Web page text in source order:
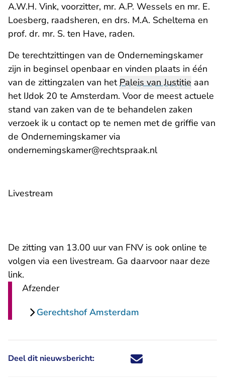
A.W.H. Vink, voorzitter, mr. A.P. Wessels en mr. E.
Loesberg, raadsheren, en drs. M.A. Scheltema en
prof. dr. mr. S. ten Have, raden.
De terechtzittingen van de Ondernemingskamer
zijn in beginsel openbaar en vinden plaats in één
van de zittingzalen van hetPaleis van Justitie aan
het IJdok 20 te Amsterdam. Voor de meest actuele
stand van zaken van de te behandelen zaken
verzoek ik u contact op te nemen met de griffie van
de Ondernemingskamer via
ondernemingskamer@rechtspraak.nl- U verlaat
Livestream
De zitting van 13.00 uur van FNV is ook online te
volgen via een livestream. Ga daarvoor naardeze
link- U verlaat Rechtspraak.nl
.
Afzender
Gerechtshof Amsterdam
Deel dit nieuwsbericht: Deel dit nieuwsbericht via X -
Deel dit nieuwsbericht via
Deel dit nieuwsbericht
Deel dit